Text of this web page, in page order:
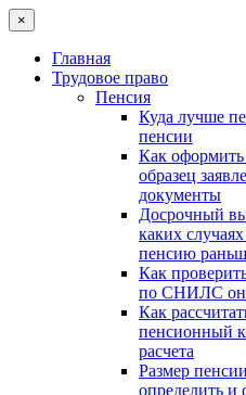
×
Главная
Трудовое право
Пенсия
Куда лучше
пенсии
Как
образец
документы
Досрочный
каких
пенсию
Как
по СНИЛС
Как
пенсионный
расчета
Размер
определить и